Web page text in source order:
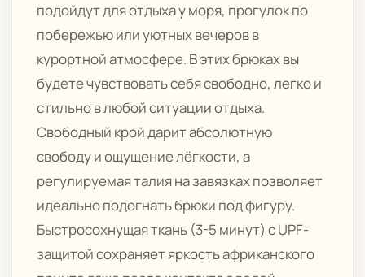
подойдут для отдыха у моря, прогулок по
побережью или уютных вечеров в
курортной атмосфере. В этих брюках вы
будете чувствовать себя свободно, легко и
стильно в любой ситуации отдыха.
Свободный крой дарит абсолютную
свободу и ощущение лёгкости, а
регулируемая талия на завязках позволяет
идеально подогнать брюки под фигуру.
Быстросохнущая ткань (3-5 минут) с UPF-
защитой сохраняет яркость африканского